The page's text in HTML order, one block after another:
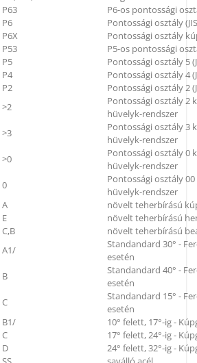
P63
P6-os pontossági
P6
Pontossági osztály
P6X
Pontossági osztály
P53
P5-os pontossági
P5
Pontossági osztály 5
P4
Pontossági osztály 4
P2
Pontossági osztály 2
>2
Pontossági osztály 2
hüvelyk-rendszer
>3
Pontossági osztály 3
hüvelyk-rendszer
>0
Pontossági osztály 0
hüvelyk-rendszer
0
Pontossági osztály
hüvelyk-rendszer
A
növelt teherbírású
E
növelt teherbírású
C,B
növelt teherbírású
A1/
Standandard 30° -
esetén
B
Standandard 40° -
esetén
C
Standandard 15° -
esetén
B1/
10° felett, 17°-ig -
C
17° felett, 24°-ig -
D
24° felett, 32°-ig -